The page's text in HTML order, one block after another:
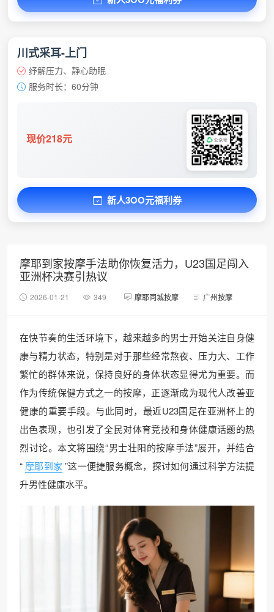
川式采耳-上门
纾解压力、静心助眠
服务时长：60分钟
现价218元
新人3OO元福利券
摩耶到家按摩手法助你恢复活力，U23国足闯入
亚洲杯决赛引热议
2026-01-21 349 摩耶同城按摩 广州按摩
在快节奏的生活环境下，越来越多的男士开始关注自身健
康与精力状态，特别是对于那些经常熬夜、压力大、工作
繁忙的群体来说，保持良好的身体状态显得尤为重要。而
作为传统保健方式之一的按摩，正逐渐成为现代人改善亚
健康的重要手段。与此同时，最近U23国足在亚洲杯上的
出色表现，也引发了全民对体育竞技和身体健康话题的热
烈讨论。本文将围绕“男士壮阳的按摩手法”展开，并结合
“ 摩耶到家 ”这一便捷服务概念，探讨如何通过科学方法提
升男性健康水平。